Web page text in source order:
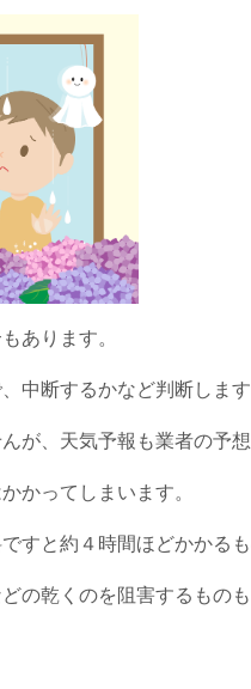
あります。
中断するかなど判断しま
が、天気予報も業者の予
かってしまいます。
すと約４時間ほどかかる
の乾くのを阻害するもの